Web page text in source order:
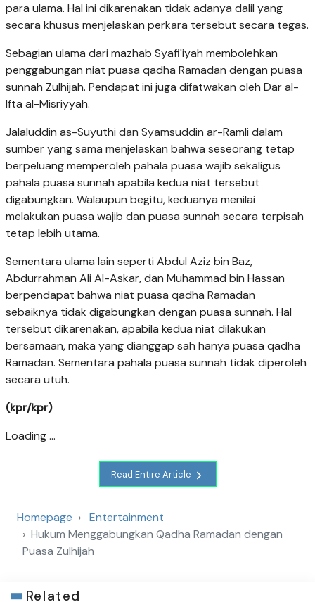
para ulama. Hal ini dikarenakan tidak adanya dalil yang
secara khusus menjelaskan perkara tersebut secara tegas.
Sebagian ulama dari mazhab Syafi'iyah membolehkan
penggabungan niat puasa qadha Ramadan dengan puasa
sunnah Zulhijah. Pendapat ini juga difatwakan oleh Dar al-
Ifta al-Misriyyah.
Jalaluddin as-Suyuthi dan Syamsuddin ar-Ramli dalam
sumber yang sama menjelaskan bahwa seseorang tetap
berpeluang memperoleh pahala puasa wajib sekaligus
pahala puasa sunnah apabila kedua niat tersebut
digabungkan. Walaupun begitu, keduanya menilai
melakukan puasa wajib dan puasa sunnah secara terpisah
tetap lebih utama.
Sementara ulama lain seperti Abdul Aziz bin Baz,
Abdurrahman Ali Al-Askar, dan Muhammad bin Hassan
berpendapat bahwa niat puasa qadha Ramadan
sebaiknya tidak digabungkan dengan puasa sunnah. Hal
tersebut dikarenakan, apabila kedua niat dilakukan
bersamaan, maka yang dianggap sah hanya puasa qadha
Ramadan. Sementara pahala puasa sunnah tidak diperoleh
secara utuh.
(kpr/kpr)
Loading ...
Read Entire Article
Homepage
Entertainment
Hukum Menggabungkan Qadha Ramadan dengan
Puasa Zulhijah
Related